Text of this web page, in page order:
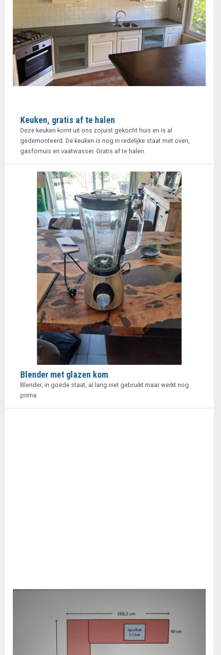
Keuken, gratis af te halen
Deze keuken komt uit ons zojuist gekocht huis en is al
gedemonteerd. De keuken is nog in redelijke staat met oven,
gasfornuis en vaatwasser. Gratis af te halen.
Blender met glazen kom
Blender, in goede staat, al lang niet gebruikt maar werkt nog
prima